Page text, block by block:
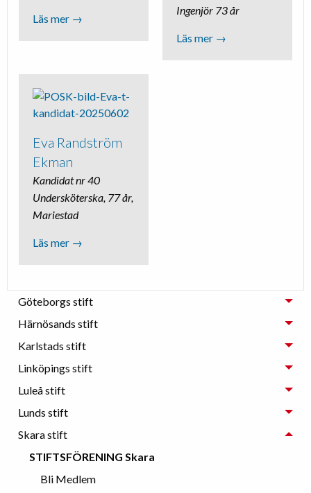
Läs mer →
Ingenjör 73 år
Läs mer →
Eva Randström
Ekman
Kandidat nr 40
Undersköterska, 77 år,
Mariestad
Läs mer →
Göteborgs stift
Härnösands stift
Karlstads stift
Linköpings stift
Luleå stift
Lunds stift
Skara stift
STIFTSFÖRENING Skara
Bli Medlem